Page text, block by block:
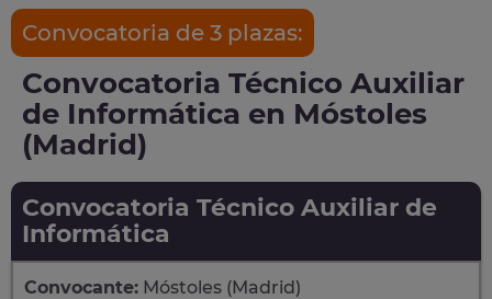
Convocatoria de 3 plazas:
Convocatoria Técnico Auxiliar
de Informática en Móstoles
(Madrid)
Convocatoria Técnico Auxiliar de
Informática
Convocante: Móstoles (Madrid)